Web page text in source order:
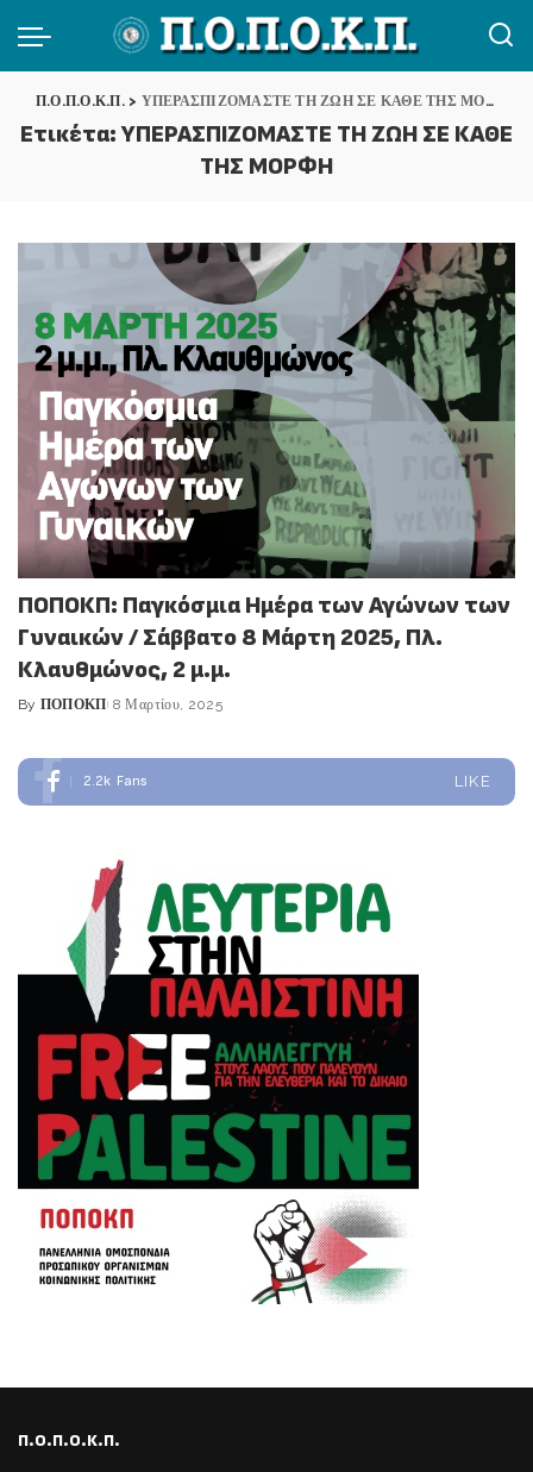
Π.Ο.Π.Ο.Κ.Π.> ΥΠΕΡΑΣΠΙΖΟΜΑΣΤΕ ΤΗ ΖΩΗ ΣΕ ΚΑΘΕ ΤΗΣ ΜΟΡΦΗ
Ετικέτα:ΥΠΕΡΑΣΠΙΖΟΜΑΣΤΕ ΤΗ ΖΩΗ ΣΕ ΚΑΘΕ
ΤΗΣ ΜΟΡΦΗ
ΠΟΠΟΚΠ: Παγκόσμια Ημέρα των Αγώνων των
Γυναικών / Σάββατο 8 Μάρτη 2025, Πλ.
Κλαυθμώνος, 2 μ.μ.
Posted
By ΠΟΠΟΚΠ 8 Μαρτίου, 2025
2.2k Fans LIKE
Π.Ο.Π.Ο.Κ.Π.